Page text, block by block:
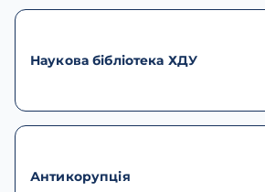
Наукова бібліотека ХДУ
Антикорупція